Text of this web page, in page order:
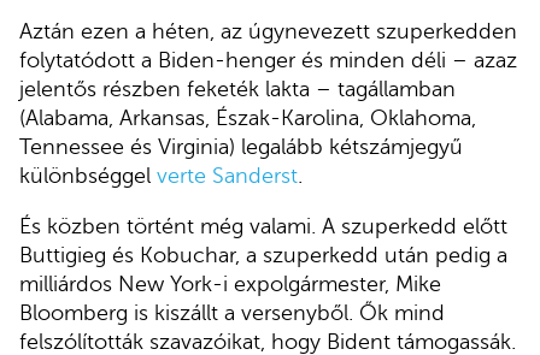
Aztán ezen a héten, az úgynevezett szuperkedden
folytatódott a Biden-henger és minden déli – azaz
jelentős részben feketék lakta – tagállamban
(Alabama, Arkansas, Észak-Karolina, Oklahoma,
Tennessee és Virginia) legalább kétszámjegyű
különbséggel verte Sanderst.
És közben történt még valami. A szuperkedd előtt
Buttigieg és Kobuchar, a szuperkedd után pedig a
milliárdos New York-i expolgármester, Mike
Bloomberg is kiszállt a versenyből. Ők mind
felszólították szavazóikat, hogy Bident támogassák.